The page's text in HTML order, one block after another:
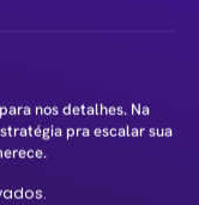
nos detalhes. Na
pra escalar sua